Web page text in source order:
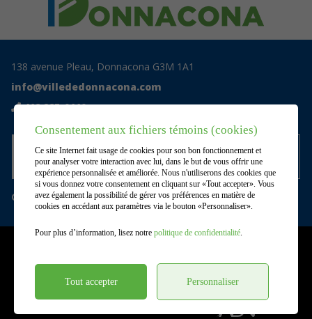
Consentement aux fichiers témoins (cookies)
Ce site Internet fait usage de cookies pour son bon fonctionnement et
pour analyser votre interaction avec lui, dans le but de vous offrir une
expérience personnalisée et améliorée. Nous n'utiliserons des cookies que
si vous donnez votre consentement en cliquant sur «Tout accepter». Vous
avez également la possibilité de gérer vos préférences en matière de
cookies en accédant aux paramètres via le bouton «Personnaliser».
Pour plus d’information, lisez notre politique de confidentialité.
Tout accepter Personnaliser
138 avenue Pleau, Donnacona G3M 1A1
info@villededonnacona.com
418 285-0110
Accédez au centre documentaire
privé
Gérer mes témoins (cookies)